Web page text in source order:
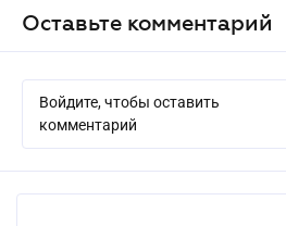
Оставьте комментарий
Войдите, чтобы оставить
комментарий